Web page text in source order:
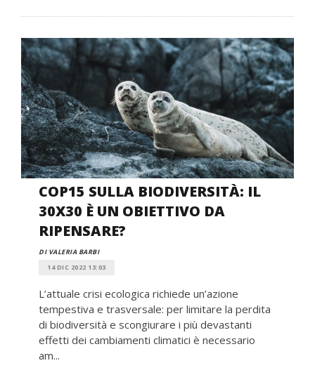
COP15 SULLA BIODIVERSITÀ: IL
30X30 È UN OBIETTIVO DA
RIPENSARE?
DI VALERIA BARBI
14 DIC 2022 13:03
L’attuale crisi ecologica richiede un’azione
tempestiva e trasversale: per limitare la perdita
di biodiversità e scongiurare i più devastanti
effetti dei cambiamenti climatici è necessario
am...